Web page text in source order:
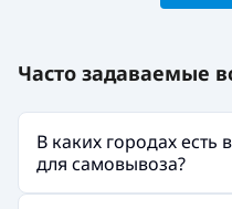
Часто задаваемые
В каких городах
для самовывоза?